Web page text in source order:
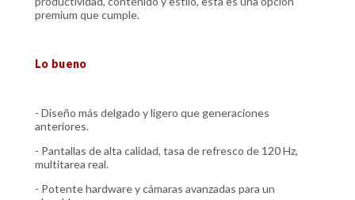
premium que cumple.
Lo bueno
- Diseño más delgado y ligero que generaciones
anteriores.
- Pantallas de alta calidad, tasa de refresco de 120 Hz,
multitarea real.
- Potente hardware y cámaras avanzadas para un